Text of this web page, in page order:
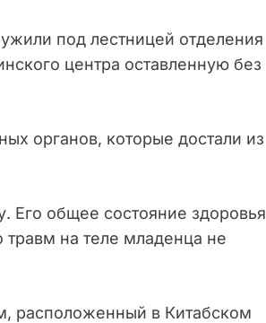
под лестницей отделения
центра оставленную без
органов, которые достали из
общее состояние здоровья
на теле младенца не
расположенный в Китабском